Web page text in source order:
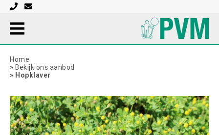
Home
» Bekijk ons aanbod
» Hopklaver